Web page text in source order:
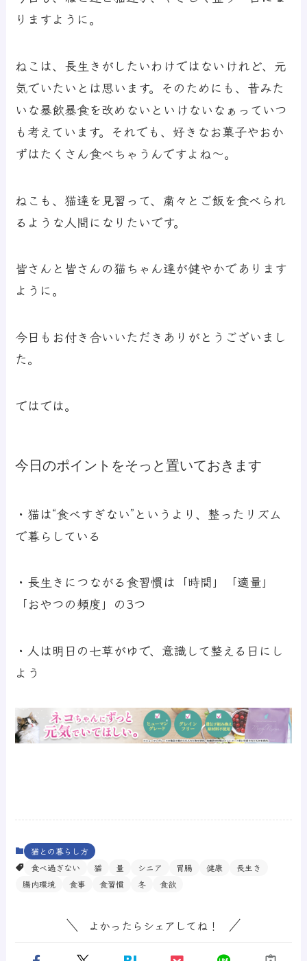
りますように。
ねこは、長生きがしたいわけではないけれど、元
気でいたいとは思います。そのためにも、昔みた
いな暴飲暴食を改めないといけないなぁっていつ
も考えています。それでも、好きなお菓子やおか
ずはたくさん食べちゃうんですよね～。
ねこも、猫達を見習って、粛々とご飯を食べられ
るような人間になりたいです。
皆さんと皆さんの猫ちゃん達が健やかであります
ように。
今日もお付き合いいただきありがとうございまし
た。
ではでは。
今日のポイントをそっと置いておきます
・猫は“食べすぎない”というより、整ったリズム
で暮らしている
・長生きにつながる食習慣は「時間」「適量」
「おやつの頻度」の3つ
・人は明日の七草がゆで、意識して整える日にし
よう
猫との暮らし方
食べ過ぎない
猫 量 シニア 胃腸 健康
長生き
腸内環境
食事 食習慣 冬 食欲
よかったらシェアしてね！